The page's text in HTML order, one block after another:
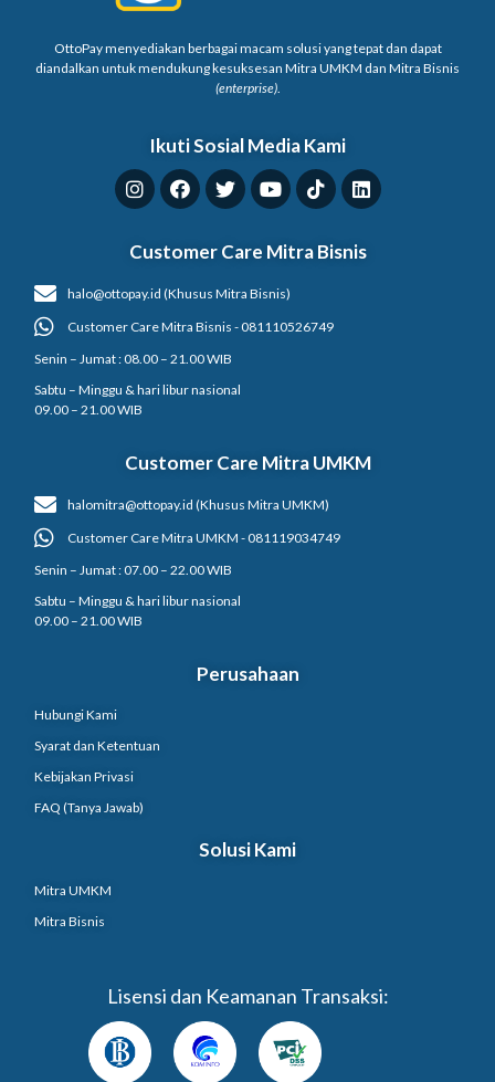
OttoPay menyediakan berbagai macam solusi yang tepat dan dapat
diandalkan untuk mendukung kesuksesan Mitra UMKM dan Mitra Bisnis
(enterprise).
Ikuti Sosial Media Kami
Customer Care Mitra Bisnis
halo@ottopay.id (Khusus Mitra Bisnis)
Customer Care Mitra Bisnis - 081110526749
Senin – Jumat : 08.00 – 21.00 WIB
Sabtu – Minggu & hari libur nasional
09.00 – 21.00 WIB
Customer Care Mitra UMKM
halomitra@ottopay.id (Khusus Mitra UMKM)
Customer Care Mitra UMKM - 081119034749
Senin – Jumat : 07.00 – 22.00 WIB
Sabtu – Minggu & hari libur nasional
09.00 – 21.00 WIB
Perusahaan
Hubungi Kami
Syarat dan Ketentuan
Kebijakan Privasi
FAQ (Tanya Jawab)
Solusi Kami
Mitra UMKM
Mitra Bisnis
Lisensi dan Keamanan Transaksi: